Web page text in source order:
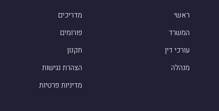
ראשי
המשרד
עורכי דין
מנהלה
מדריכים
פורומים
תקנון
הצהרת נגישות
מדיניות פרטיות